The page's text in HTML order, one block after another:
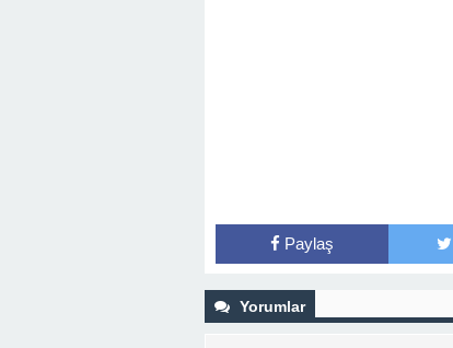
Paylaş
Yorumlar